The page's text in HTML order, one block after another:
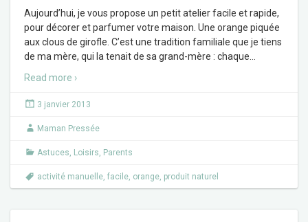
Aujourd’hui, je vous propose un petit atelier facile et rapide,
pour décorer et parfumer votre maison. Une orange piquée
aux clous de girofle. C’est une tradition familiale que je tiens
de ma mère, qui la tenait de sa grand-mère : chaque
Read more ›
3 janvier 2013
Maman Pressée
Astuces, Loisirs, Parents
activité manuelle, facile, orange, produit naturel